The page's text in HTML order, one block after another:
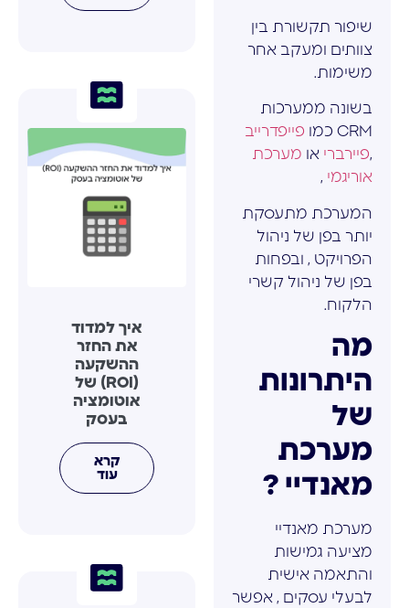
שיפור תקשורת בין
צוותים ומעקב אחר
משימות.
בשונה ממערכות
CRM כמו
פייפדרייב
,פיירברי או מערכת
אוריגמי ,
המערכת מתעסקת
יותר בפן של ניהול
הפרויקט , ובפחות
בפן של ניהול קשרי
הלקוח.
מה
היתרונות
של
מערכת
מאנדיי ?
מערכת מאנדיי
מציעה גמישות
והתאמה אישית
לבעלי עסקים , אפשר
איך למדוד
את החזר
ההשקעה
(ROI) של
אוטומציה
בעסק
קרא
עוד